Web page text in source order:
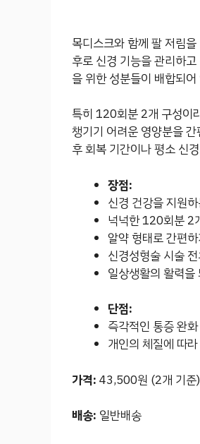
목디스크와 함께 팔 저림
후로 신경 기능을 관리하
을 위한 성분들이 배합되
특히 120회분 2개 구성이
챙기기 어려운 영양분을
후 회복 기간이나 평소 신
장점:
신경 건강을 지원
넉넉한 120회분 2
알약 형태로 간편
신경성형술 시술
일상생활의 활력
단점:
즉각적인 통증 완
개인의 체질에 따
가격: 43,500원 (2개 기준)
배송: 일반배송